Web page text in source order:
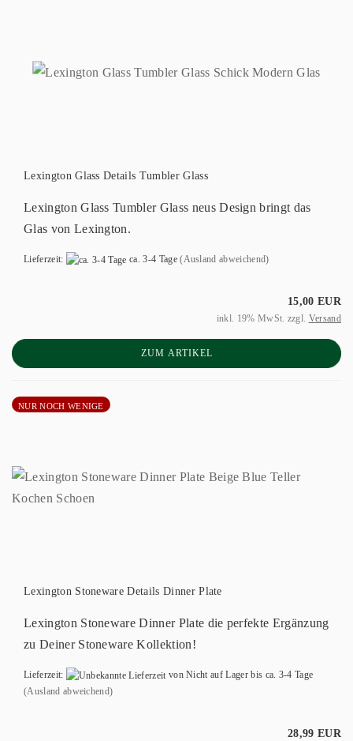
Lexington Glass Details Tumbler Glass
Lexington Glass Tumbler Glass neus Design bringt das
Glas von Lexington.
Lieferzeit: ca. 3-4 Tage (Ausland abweichend)
15,00 EUR
inkl. 19% MwSt. zzgl. Versand
ZUM ARTIKEL
NUR NOCH WENIGE
Lexington Stoneware Details Dinner Plate
Lexington Stoneware Dinner Plate die perfekte Ergänzung
zu Deiner Stoneware Kollektion!
Lieferzeit:
von Nicht auf Lager bis ca. 3-4 Tage
(Ausland abweichend)
28,99 EUR